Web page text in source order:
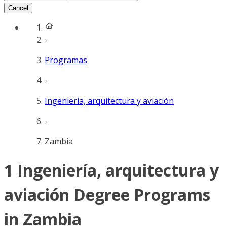
Cancel
Programas
Ingeniería, arquitectura y aviación
Zambia
1 Ingeniería, arquitectura y
aviación Degree Programs
in Zambia